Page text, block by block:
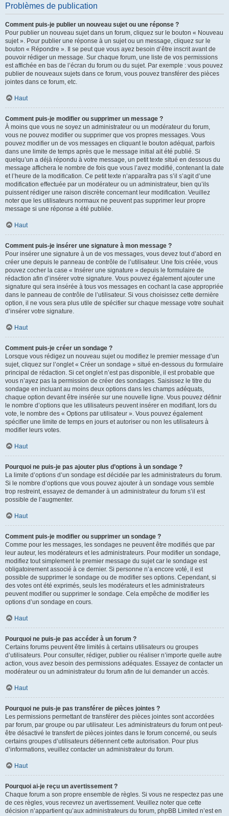
Problèmes de publication
Comment puis-je publier un nouveau sujet ou une réponse ?
Pour publier un nouveau sujet dans un forum, cliquez sur le bouton « Nouveau
sujet ». Pour publier une réponse à un sujet ou un message, cliquez sur le
bouton « Répondre ». Il se peut que vous ayez besoin d’être inscrit avant de
pouvoir rédiger un message. Sur chaque forum, une liste de vos permissions
est affichée en bas de l’écran du forum ou du sujet. Par exemple : vous pouvez
publier de nouveaux sujets dans ce forum, vous pouvez transférer des pièces
jointes dans ce forum, etc.
Haut
Comment puis-je modifier ou supprimer un message ?
À moins que vous ne soyez un administrateur ou un modérateur du forum,
vous ne pouvez modifier ou supprimer que vos propres messages. Vous
pouvez modifier un de vos messages en cliquant le bouton adéquat, parfois
dans une limite de temps après que le message initial ait été publié. Si
quelqu’un a déjà répondu à votre message, un petit texte situé en dessous du
message affichera le nombre de fois que vous l’avez modifié, contenant la date
et l’heure de la modification. Ce petit texte n’apparaîtra pas s’il s’agit d’une
modification effectuée par un modérateur ou un administrateur, bien qu’ils
puissent rédiger une raison discrète concernant leur modification. Veuillez
noter que les utilisateurs normaux ne peuvent pas supprimer leur propre
message si une réponse a été publiée.
Haut
Comment puis-je insérer une signature à mon message ?
Pour insérer une signature à un de vos messages, vous devez tout d’abord en
créer une depuis le panneau de contrôle de l’utilisateur. Une fois créée, vous
pouvez cocher la case « Insérer une signature » depuis le formulaire de
rédaction afin d’insérer votre signature. Vous pouvez également ajouter une
signature qui sera insérée à tous vos messages en cochant la case appropriée
dans le panneau de contrôle de l’utilisateur. Si vous choisissez cette dernière
option, il ne vous sera plus utile de spécifier sur chaque message votre souhait
d’insérer votre signature.
Haut
Comment puis-je créer un sondage ?
Lorsque vous rédigez un nouveau sujet ou modifiez le premier message d’un
sujet, cliquez sur l’onglet « Créer un sondage » situé en-dessous du formulaire
principal de rédaction. Si cet onglet n’est pas disponible, il est probable que
vous n’ayez pas la permission de créer des sondages. Saisissez le titre du
sondage en incluant au moins deux options dans les champs adéquats,
chaque option devant être insérée sur une nouvelle ligne. Vous pouvez définir
le nombre d’options que les utilisateurs peuvent insérer en modifiant, lors du
vote, le nombre des « Options par utilisateur ». Vous pouvez également
spécifier une limite de temps en jours et autoriser ou non les utilisateurs à
modifier leurs votes.
Haut
Pourquoi ne puis-je pas ajouter plus d’options à un sondage ?
La limite d’options d’un sondage est décidée par les administrateurs du forum.
Si le nombre d’options que vous pouvez ajouter à un sondage vous semble
trop restreint, essayez de demander à un administrateur du forum s’il est
possible de l’augmenter.
Haut
Comment puis-je modifier ou supprimer un sondage ?
Comme pour les messages, les sondages ne peuvent être modifiés que par
leur auteur, les modérateurs et les administrateurs. Pour modifier un sondage,
modifiez tout simplement le premier message du sujet car le sondage est
obligatoirement associé à ce dernier. Si personne n’a encore voté, il est
possible de supprimer le sondage ou de modifier ses options. Cependant, si
des votes ont été exprimés, seuls les modérateurs et les administrateurs
peuvent modifier ou supprimer le sondage. Cela empêche de modifier les
options d’un sondage en cours.
Haut
Pourquoi ne puis-je pas accéder à un forum ?
Certains forums peuvent être limités à certains utilisateurs ou groupes
d’utilisateurs. Pour consulter, rédiger, publier ou réaliser n’importe quelle autre
action, vous avez besoin des permissions adéquates. Essayez de contacter un
modérateur ou un administrateur du forum afin de lui demander un accès.
Haut
Pourquoi ne puis-je pas transférer de pièces jointes ?
Les permissions permettant de transférer des pièces jointes sont accordées
par forum, par groupe ou par utilisateur. Les administrateurs du forum ont peut-
être désactivé le transfert de pièces jointes dans le forum concerné, ou seuls
certains groupes d’utilisateurs détiennent cette autorisation. Pour plus
d’informations, veuillez contacter un administrateur du forum.
Haut
Pourquoi ai-je reçu un avertissement ?
Chaque forum a son propre ensemble de règles. Si vous ne respectez pas une
de ces règles, vous recevrez un avertissement. Veuillez noter que cette
décision n’appartient qu’aux administrateurs du forum, phpBB Limited n’est en